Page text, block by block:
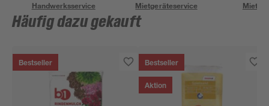
Handwerksservice Mietgeräteservice
Häufig dazu gekauft
Bestseller Bestseller
Aktion